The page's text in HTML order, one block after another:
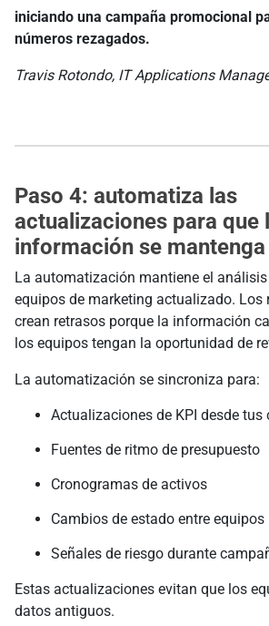
iniciando una campaña promocional
números rezagados.
Travis Rotondo, IT Applications
Paso 4: automatiza las
actualizaciones para que
información se
La automatización mantiene el
equipos de marketing actualizado. Los
crean retrasos porque la información
los equipos tengan la oportunidad de
La automatización se sincroniza para:
Actualizaciones de KPI desde tus
Fuentes de ritmo de presupuesto
Cronogramas de activos
Cambios de estado entre equipos
Señales de riesgo durante
Estas actualizaciones evitan que los
datos antiguos.